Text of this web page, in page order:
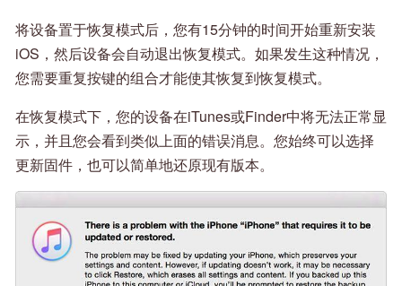
将设备置于恢复模式后，您有15分钟的时间开始重新安装
iOS，然后设备会自动退出恢复模式。如果发生这种情况，
您需要重复按键的组合才能使其恢复到恢复模式。
在恢复模式下，您的设备在iTunes或Finder中将无法正常显
示，并且您会看到类似上面的错误消息。您始终可以选择
更新固件，也可以简单地还原现有版本。